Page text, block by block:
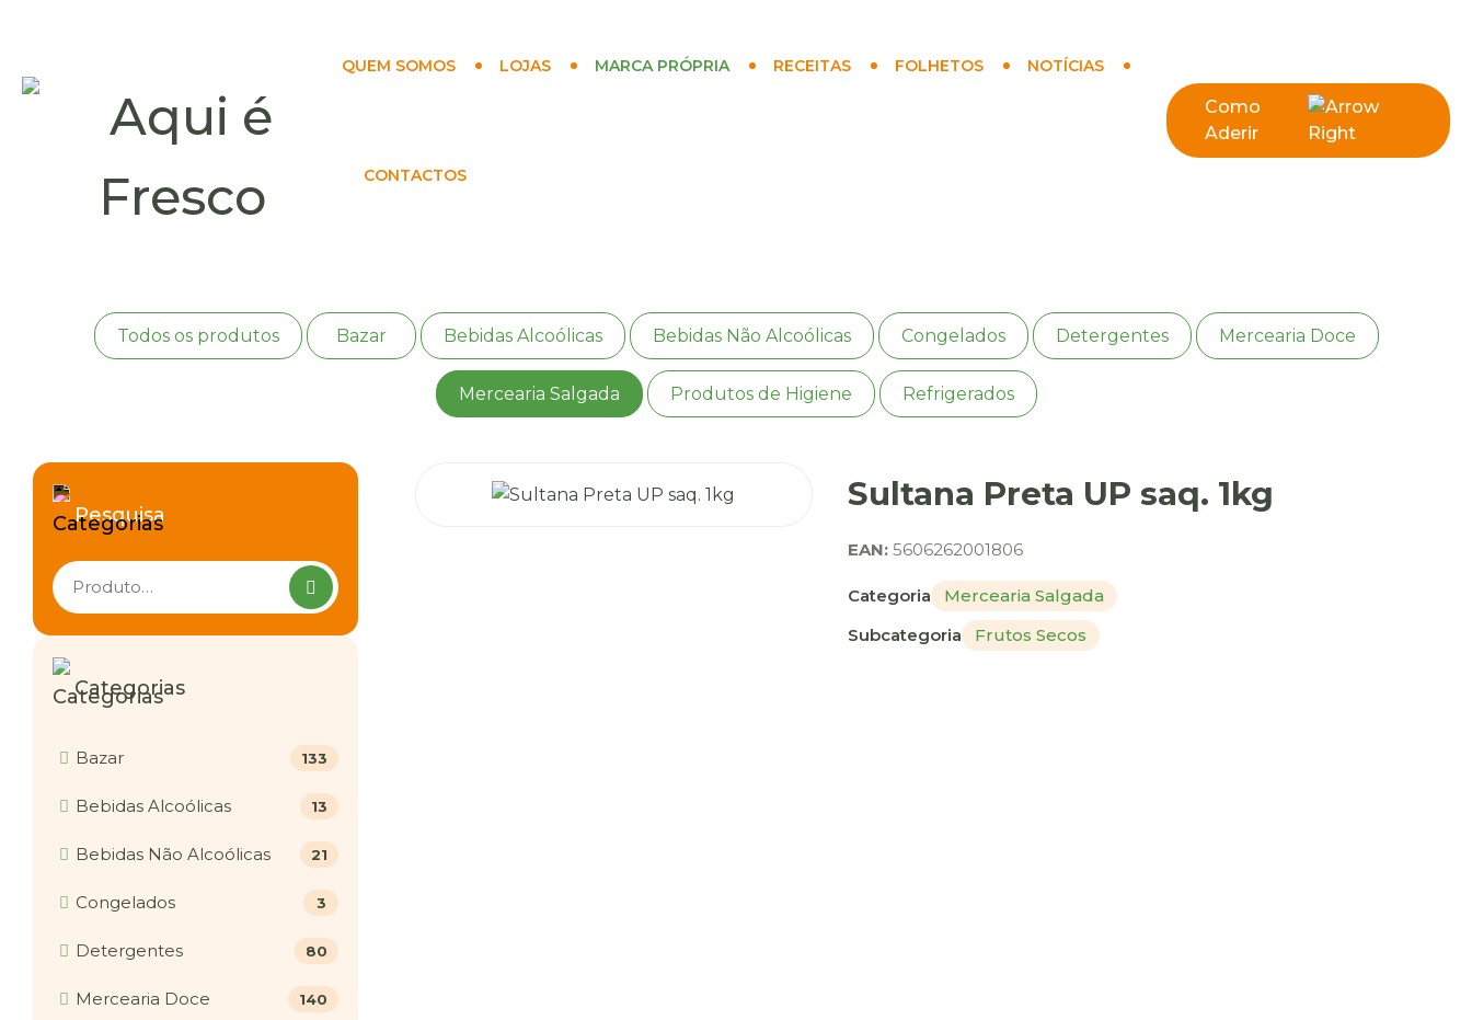
QUEM SOMOS LOJAS MARCA PRÓPRIA RECEITAS FOLHETOS NOTÍCIAS
CONTACTOS
Como
Aderir
Todos os produtos Bazar Bebidas Alcoólicas Bebidas Não Alcoólicas Congelados Detergentes Mercearia Doce
Mercearia Salgada Produtos de Higiene Refrigerados
Pesquisa
Pesquisar
produtos
Categorias
Bazar 133
Bebidas Alcoólicas 13
Bebidas Não Alcoólicas 21
Congelados 3
Detergentes 80
Mercearia Doce 140
Sultana Preta UP saq. 1kg
EAN:5606262001806
Categoria
Mercearia Salgada
Subcategoria
Frutos Secos